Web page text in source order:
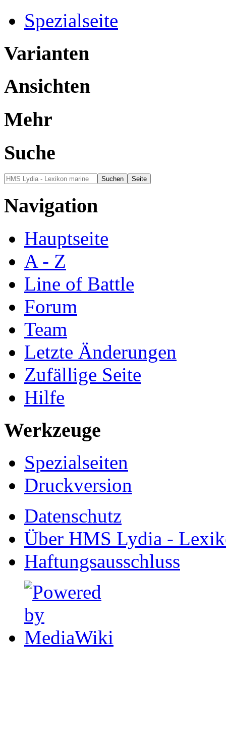
Spezialseite
Varianten
Ansichten
Mehr
Suche
Navigation
Hauptseite
A - Z
Line of Battle
Forum
Team
Letzte Änderungen
Zufällige Seite
Hilfe
Werkzeuge
Spezialseiten
Druckversion
Datenschutz
Über HMS Lydia -
Haftungsausschluss